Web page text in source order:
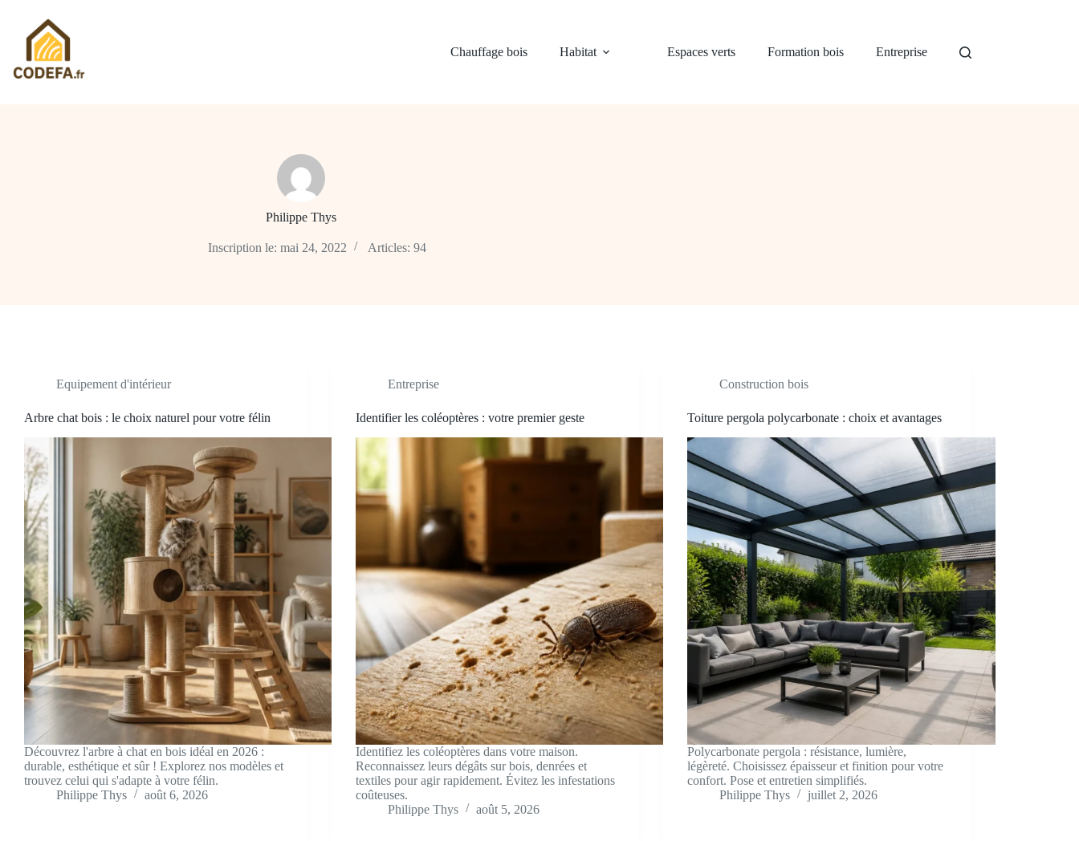
contenu
Chauffage bois
Habitat Espaces verts Formation bois Entreprise
Philippe Thys
Inscription le: mai 24, 2022 Articles: 94
Equipement d'intérieur
Arbre chat bois : le choix naturel pour votre félin
Découvrez l'arbre à chat en bois idéal en 2026 :
durable, esthétique et sûr ! Explorez nos modèles et
trouvez celui qui s'adapte à votre félin.
Philippe Thys
août 6, 2026
Entreprise
Identifier les coléoptères : votre premier geste
Identifiez les coléoptères dans votre maison.
Reconnaissez leurs dégâts sur bois, denrées et
textiles pour agir rapidement. Évitez les infestations
coûteuses.
Philippe Thys
août 5, 2026
Construction bois
Toiture pergola polycarbonate : choix et avantages
Polycarbonate pergola : résistance, lumière,
légèreté. Choisissez épaisseur et finition pour votre
confort. Pose et entretien simplifiés.
Philippe Thys
juillet 2, 2026